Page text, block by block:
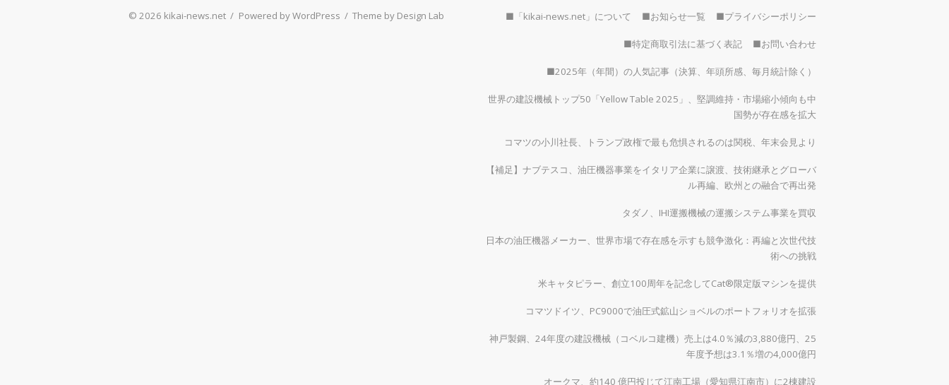
© 2026 kikai-news.net / Powered by WordPress / Theme by Design Lab ■「kikai-news.net」について ■お知らせ一覧 ■プライバシーポリシー
■特定商取引法に基づく表記 ■お問い合わせ
■2025年（年間）の人気記事（決算、年頭所感、毎月統計除く）
世界の建設機械トップ50「Yellow Table 2025」、堅調維持・市場縮小傾向も中
国勢が存在感を拡大
コマツの小川社長、トランプ政権で最も危惧されるのは関税、年末会見より
【補足】ナブテスコ、油圧機器事業をイタリア企業に譲渡、技術継承とグローバ
ル再編、欧州との融合で再出発
タダノ、IHI運搬機械の運搬システム事業を買収
日本の油圧機器メーカー、世界市場で存在感を示すも競争激化：再編と次世代技
術への挑戦
米キャタピラー、創立100周年を記念してCat®限定版マシンを提供
コマツドイツ、PC9000で油圧式鉱山ショベルのポートフォリオを拡張
神戸製鋼、24年度の建設機械（コベルコ建機）売上は4.0％減の3,880億円、25
年度予想は3.1％増の4,000億円
オークマ、約140 億円投じて江南工場（愛知県江南市）に2棟建設